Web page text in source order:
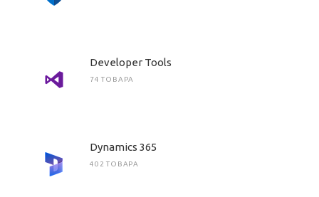
Developer Tools
74 ТОВАРА
Dynamics 365
402 ТОВАРА